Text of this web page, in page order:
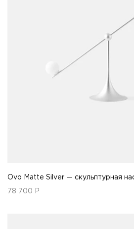
Ovo Matte Silver — скульптурная
78 700 Р